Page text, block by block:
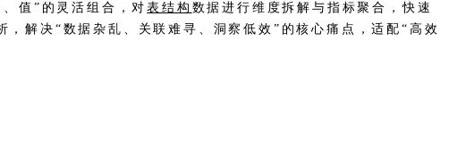
、值”的灵活组合，对表结构 数据进行维度拆解与指标聚合，快速
解决“数据杂乱、关联难寻、洞察低效”的核心痛点，适配“高效